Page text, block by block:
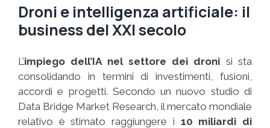
Droni e intelligenza artificiale: il
business del XXI secolo
L’impiego dell’IA nel settore dei droni si sta
consolidando in termini di investimenti, fusioni,
accordi e progetti. Secondo un nuovo studio di
Data Bridge Market Research, il mercato mondiale
relativo è stimato raggiungere i 10 miliardi di